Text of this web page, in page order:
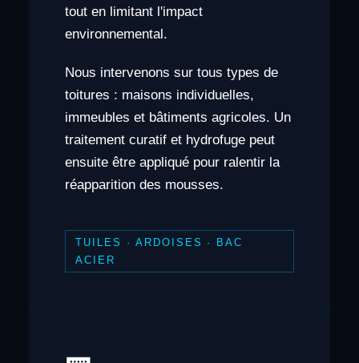
tout en limitant l'impact
environnemental.
Nous intervenons sur tous types de
toitures : maisons individuelles,
immeubles et bâtiments agricoles. Un
traitement curatif et hydrofuge peut
ensuite être appliqué pour ralentir la
réapparition des mousses.
TUILES · ARDOISES · BAC
ACIER